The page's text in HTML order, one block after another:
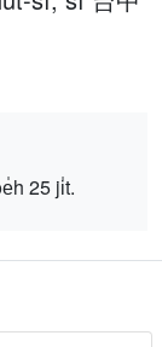
25 ji̍t.